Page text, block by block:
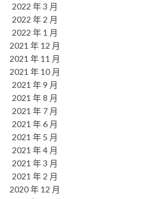
2022 年 3 月
2022 年 2 月
2022 年 1 月
2021 年 12 月
2021 年 11 月
2021 年 10 月
2021 年 9 月
2021 年 8 月
2021 年 7 月
2021 年 6 月
2021 年 5 月
2021 年 4 月
2021 年 3 月
2021 年 2 月
2020 年 12 月